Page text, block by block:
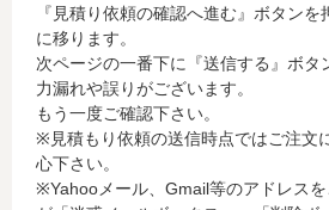
当社がお客様から収集した以下の個
行会社が行う不正利用検知・防止の
されているカード発行会社へ提供さ
名、電話番号、email アドレス、イ
に関する情報等)
お客様が利用されているカード発行
合、これらの情報は当該発行会社が
る場合があります。当社では、お客
『見積り依頼の確認へ進む』ボタン
に移ります。
次ページの一番下に『送信する』ボタ
力漏れや誤りがございます。
もう一度ご確認下さい。
※見積もり依頼の送信時点ではご注文
心下さい。
※Yahooメール、Gmail等のアドレス